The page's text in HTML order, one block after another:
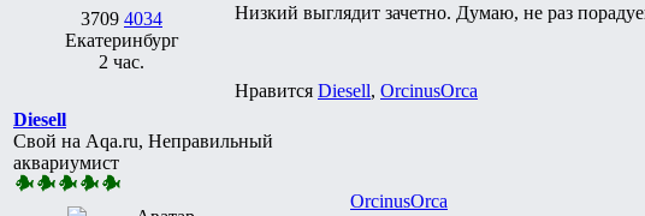
3709 4034
Екатеринбург
2 час.
Низкий выглядит зачетно. Думаю, не раз
Нравится Diesell, ОrcinusОrca
Diesell
Свой на Aqa.ru, Неправильный
аквариумист
ОrcinusОrca